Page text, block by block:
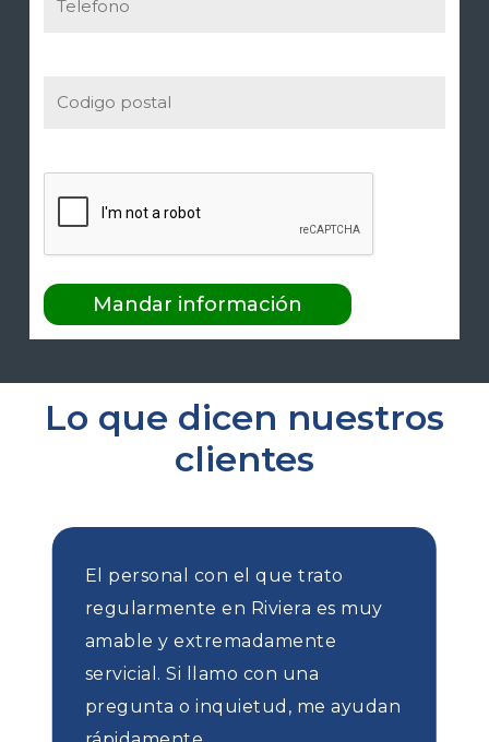
Lo que dicen nuestros
clientes
El personal con el que trato
regularmente en Riviera es muy
amable y extremadamente
servicial. Si llamo con una
pregunta o inquietud, me ayudan